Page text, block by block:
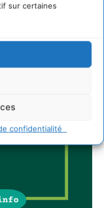
sur certaines
confidentialité